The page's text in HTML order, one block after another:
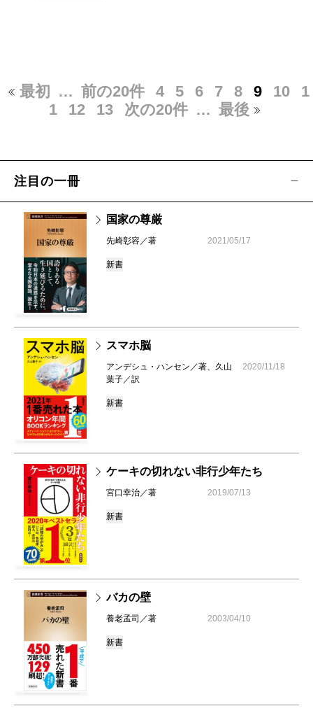
最初 … 前の20件 4 5 6 7 8 9 10
1
1
12 13 次の20件 … 最後
注目の一冊
国家の尊厳
先崎彰容／著 2021/05/17
新書
スマホ脳
アンデシュ・ハンセン／著、久山
葉子／訳
2020/11/18
新書
ケーキの切れない非行少年たち
宮口幸治／著 2019/07/13
新書
バカの壁
養老孟司／著 2003/04/10
新書